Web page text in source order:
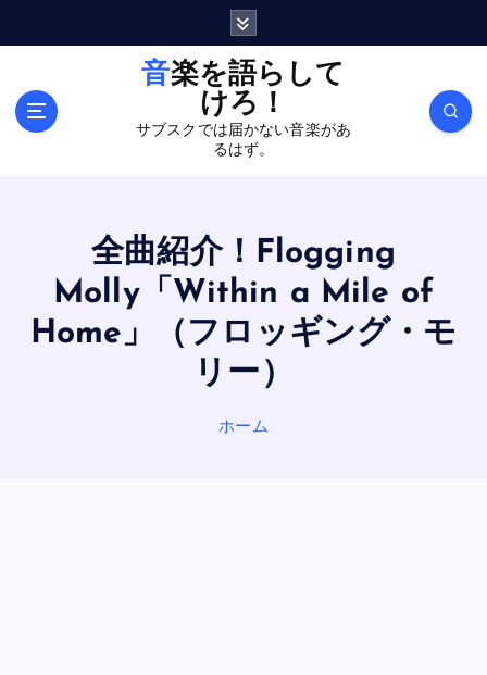
音楽を語らして
けろ！
サブスクでは届かない音楽があ
るはず。
全曲紹介！Flogging
Molly「Within a Mile of
Home」（フロッギング・モ
リー）
ホーム